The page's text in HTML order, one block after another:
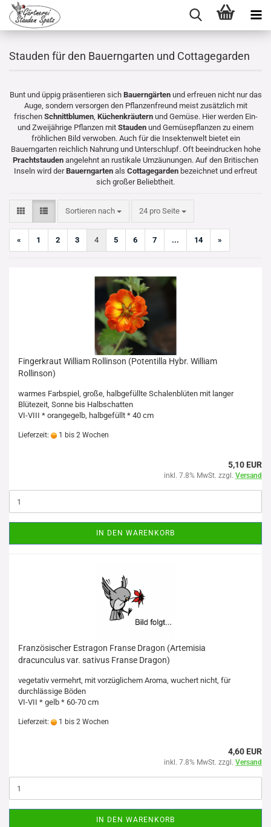
Stauden für den Bauerngarten und Cottagegarden
Bunt und üppig präsentieren sich Bauerngärtenund erfreuen nicht nur das
Auge, sondern versorgen den Pflanzenfreund meist zusätzlich mit
frischen Schnittblumen, Küchenkräuternund Gemüse. Hier werden Ein-
und Zweijährige Pflanzen mit Stauden und Gemüsepflanzen zu einem
fröhlichen Bild verwoben. Auch für die Insektenwelt bietet ein
Bauerngarten reichlich Nahrung und Unterschlupf. Oft beeindrucken hohe
Prachtstauden angelehnt an rustikale Umzäunungen. Auf den Britischen
Inseln wird derBauerngarten als Cottagegarden bezeichnet und erfreut
sich großer Beliebtheit.
Sortieren nach
Sortieren nach 24 pro Seite
pro Seite
« 1 2 3 4 5 6 7 ... 14 »
Fingerkraut William Rollinson (Potentilla Hybr. William
Rollinson)
warmes Farbspiel, große, halbgefüllte Schalenblüten mit langer
Blütezeit, Sonne bis Halbschatten
VI-VIII * orangegelb, halbgefüllt * 40 cm
Lieferzeit: 1 bis 2 Wochen
5,10 EUR
inkl. 7.8% MwSt. zzgl. Versand
IN DEN WARENKORB
Französischer Estragon Franse Dragon (Artemisia
dracunculus var. sativus Franse Dragon)
vegetativ vermehrt, mit vorzüglichem Aroma, wuchert nicht, für
durchlässige Böden
VI-VII * gelb * 60-70 cm
Lieferzeit: 1 bis 2 Wochen
4,60 EUR
inkl. 7.8% MwSt. zzgl. Versand
IN DEN WARENKORB